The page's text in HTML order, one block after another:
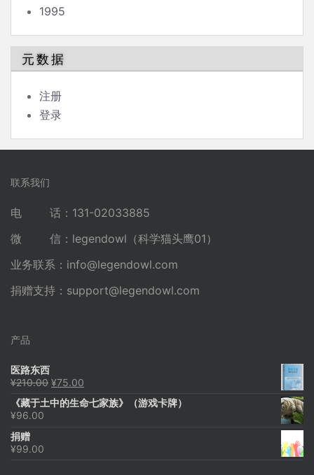
1995
元数据
注册
登录
联系我们
电 话：131-02033885
微 信：legendowl（科学猫头鹰01）
业务联系： info@legendowl.com
捐赠支持： support@legendowl.com
产品
医路东西
¥210.00 原
为：
¥75.00
价
《藏于土中的生命七家族》（游戏卡牌）
¥96.00
捐赠
¥99.00